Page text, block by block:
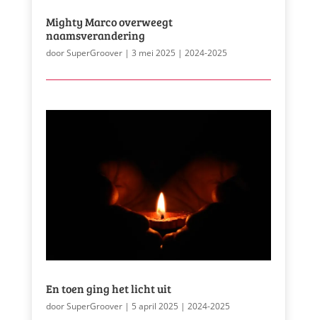
Mighty Marco overweegt
naamsverandering
doorSuperGroover| 3 mei 2025 | 2024-2025
En toen ging het licht uit
doorSuperGroover| 5 april 2025 | 2024-2025